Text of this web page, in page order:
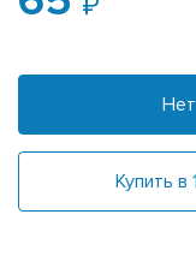
Нет
Купить в